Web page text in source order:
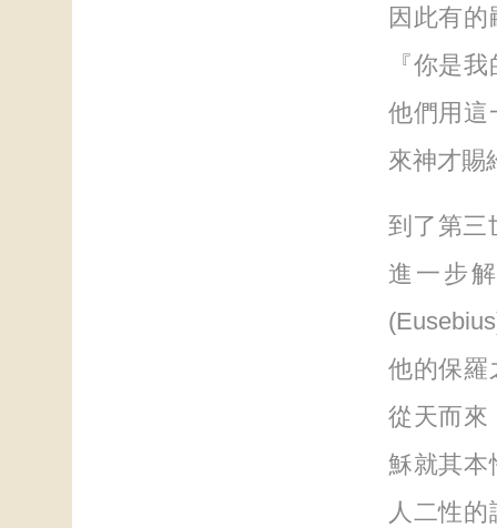
因此有
『你是
他們用這
來神才賜
到了第三
進一步
他的保羅
從天而來
穌就其本
人二性